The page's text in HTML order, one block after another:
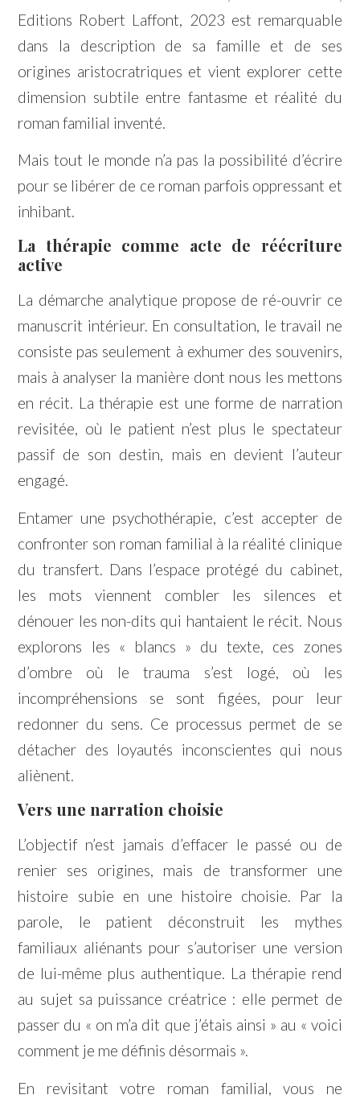
Editions Robert Laffont, 2023 est remarquable
dans la description de sa famille et de ses
origines aristocratriques et vient explorer cette
dimension subtile entre fantasme et réalité du
roman familial inventé.
Mais tout le monde n’a pas la possibilité d’écrire
pour se libérer de ce roman parfois oppressant et
inhibant.
La thérapie comme acte de réécriture
active
La démarche analytique propose de ré-ouvrir ce
manuscrit intérieur. En consultation, le travail ne
consiste pas seulement à exhumer des souvenirs,
mais à analyser la manière dont nous les mettons
en récit. La thérapie est une forme de narration
revisitée, où le patient n’est plus le spectateur
passif de son destin, mais en devient l’auteur
engagé.
Entamer une psychothérapie, c’est accepter de
confronter son roman familial à la réalité clinique
du transfert. Dans l’espace protégé du cabinet,
les mots viennent combler les silences et
dénouer les non-dits qui hantaient le récit. Nous
explorons les « blancs » du texte, ces zones
d’ombre où le trauma s’est logé, où les
incompréhensions se sont figées, pour leur
redonner du sens. Ce processus permet de se
détacher des loyautés inconscientes qui nous
aliènent.
Vers une narration choisie
L’objectif n’est jamais d’effacer le passé ou de
renier ses origines, mais de transformer une
histoire subie en une histoire choisie. Par la
parole, le patient déconstruit les mythes
familiaux aliénants pour s’autoriser une version
de lui-même plus authentique. La thérapie rend
au sujet sa puissance créatrice : elle permet de
passer du « on m’a dit que j’étais ainsi » au « voici
comment je me définis désormais ».
En revisitant votre roman familial, vous ne